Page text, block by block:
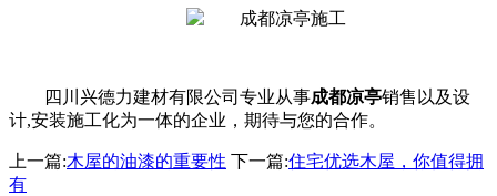
四川兴德力建材有限公司专业从事成都凉亭销售以及设
计,安装施工化为一体的企业，期待与您的合作。
上一篇:木屋的油漆的重要性 下一篇:住宅优选木屋，你值得拥
有